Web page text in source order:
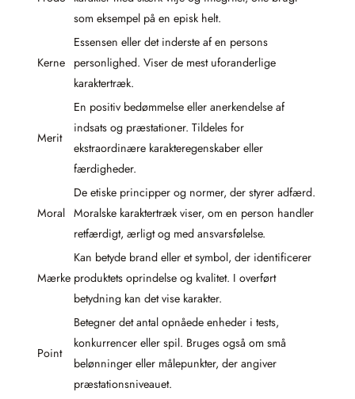
som eksempel på en episk helt.
Kerne
Essensen eller det inderste af en persons
personlighed. Viser de mest uforanderlige
karaktertræk.
Merit
En positiv bedømmelse eller anerkendelse af
indsats og præstationer. Tildeles for
ekstraordinære karakteregenskaber eller
færdigheder.
Moral
De etiske principper og normer, der styrer adfærd.
Moralske karaktertræk viser, om en person handler
retfærdigt, ærligt og med ansvarsfølelse.
Mærke
Kan betyde brand eller et symbol, der identificerer
produktets oprindelse og kvalitet. I overført
betydning kan det vise karakter.
Point
Betegner det antal opnåede enheder i tests,
konkurrencer eller spil. Bruges også om små
belønninger eller målepunkter, der angiver
præstationsniveauet.